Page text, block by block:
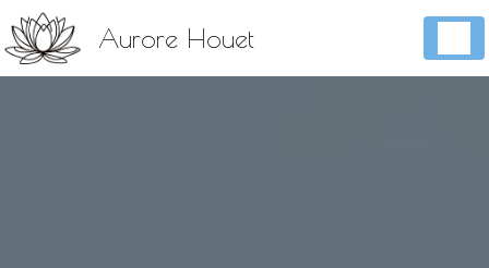
Aurore Houet
Panneau de gestion des cookies